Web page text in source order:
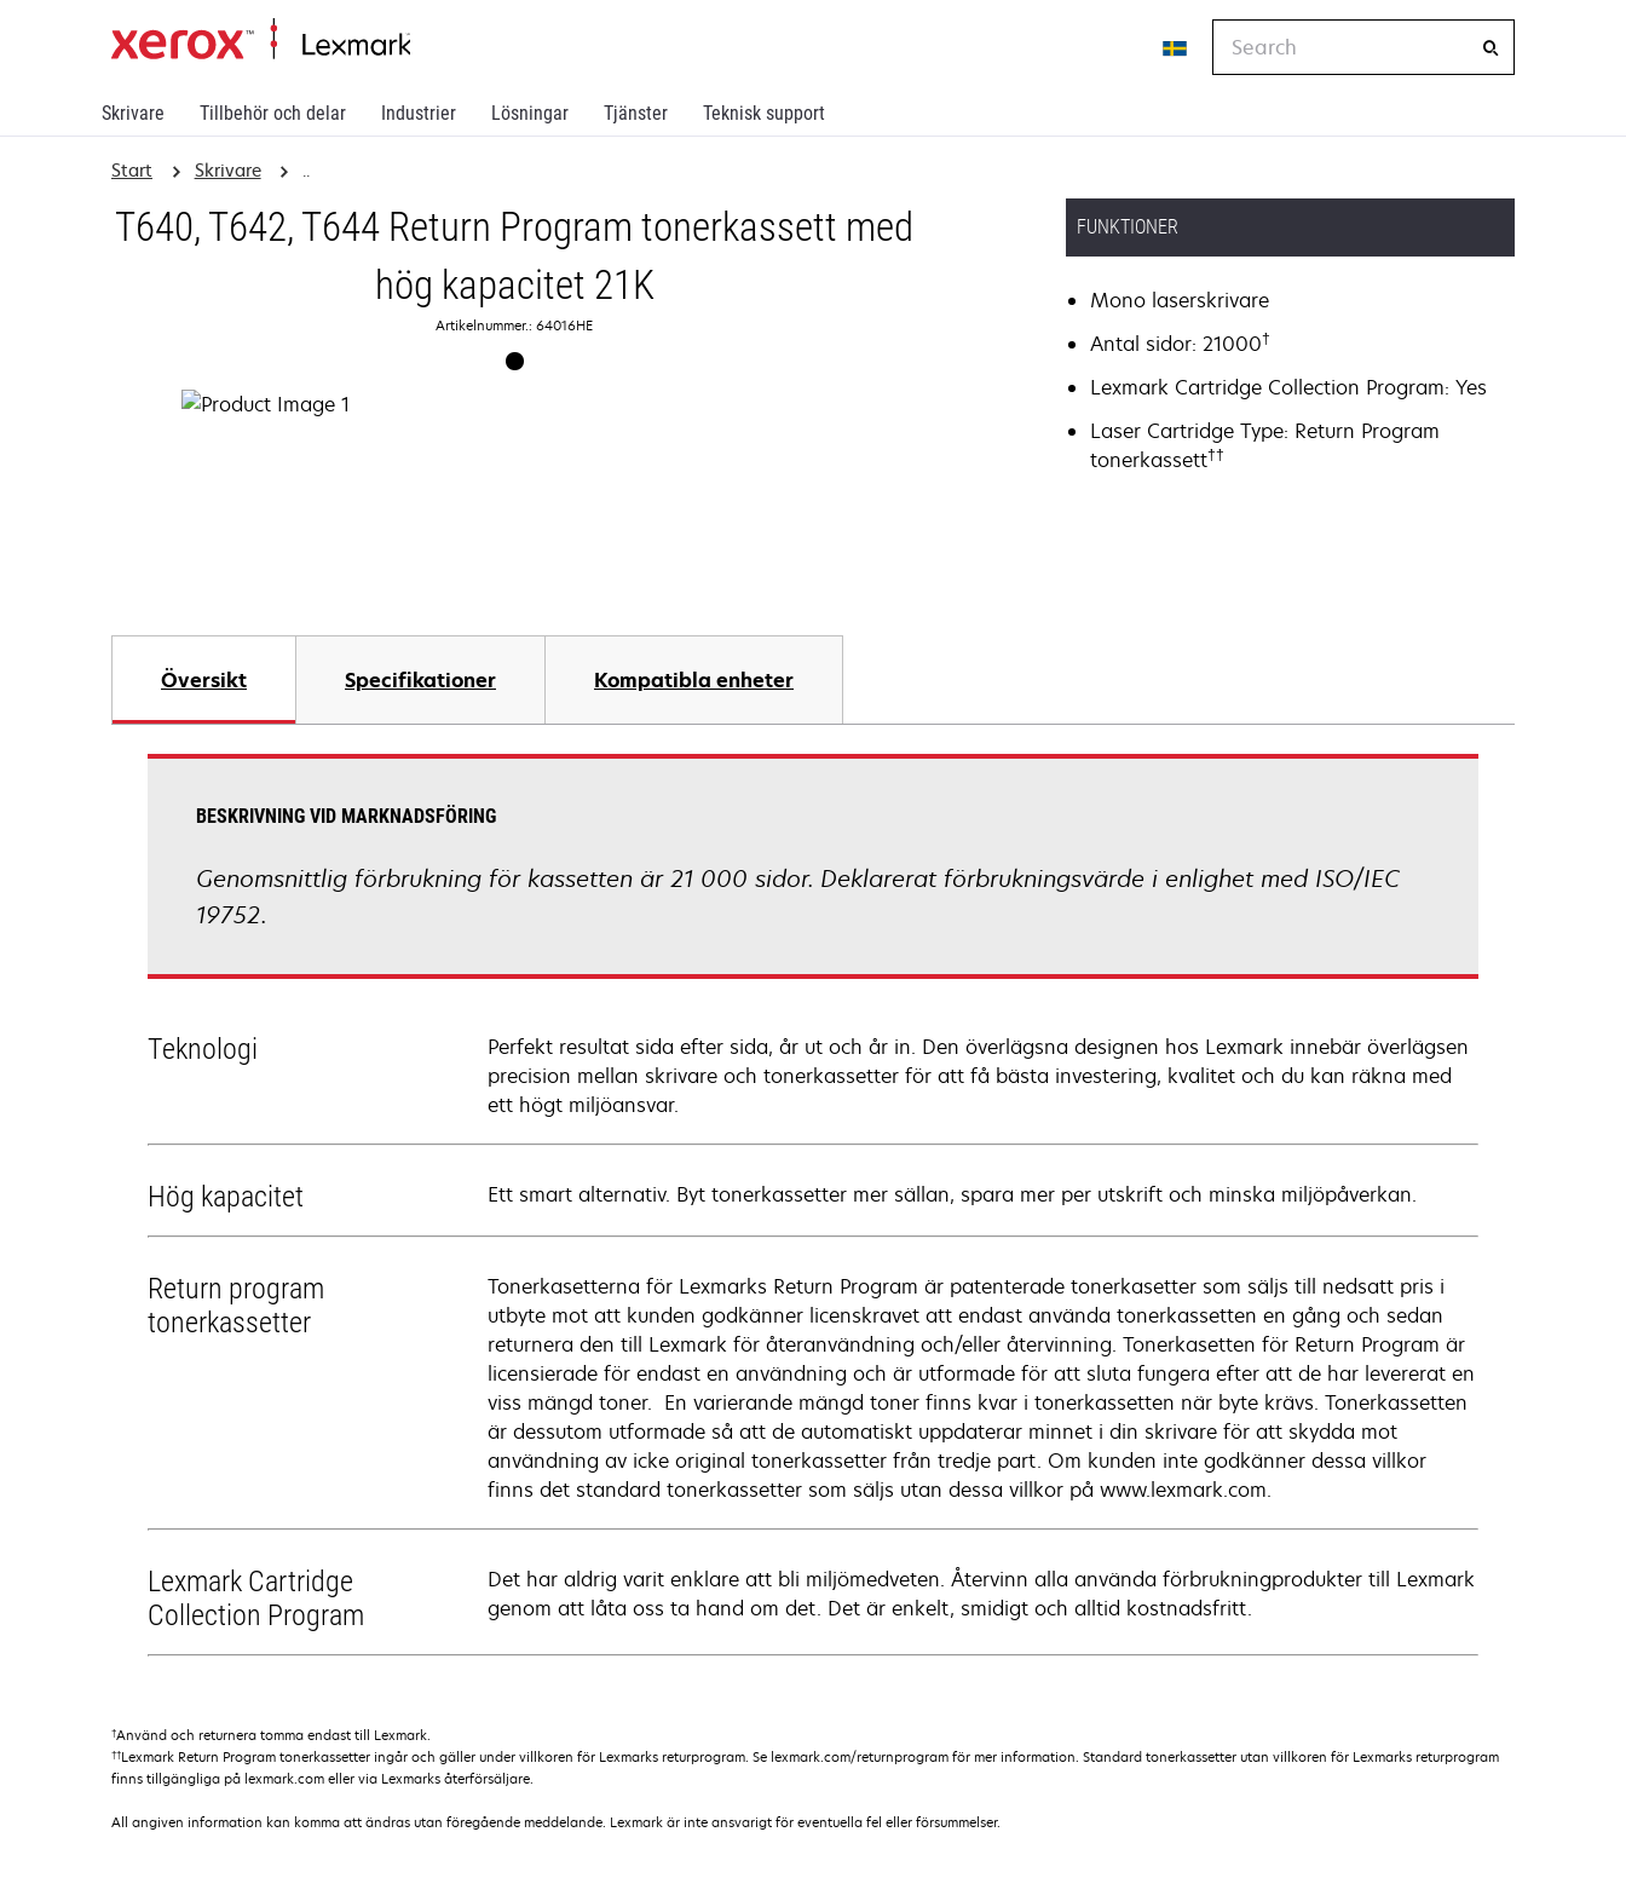
Skrivare Tillbehör och delar Industrier Lösningar Tjänster Teknisk support
Start Skrivare ..
T640, T642, T644 Return Program tonerkassett med
hög kapacitet 21K
Artikelnummer.: 64016HE
FUNKTIONER
Mono laserskrivare
Antal sidor: 21000†
Lexmark Cartridge Collection Program: Yes
Laser Cartridge Type: Return Program
tonerkassett††
Översikt Specifikationer Kompatibla enheter
BESKRIVNING VID MARKNADSFÖRING
Genomsnittlig förbrukning för kassetten är 21 000 sidor. Deklarerat förbrukningsvärde i enlighet med ISO/IEC
19752.
Teknologi
Perfekt resultat sida efter sida, år ut och år in. Den överlägsna designen hos Lexmark innebär överlägsen
precision mellan skrivare och tonerkassetter för att få bästa investering, kvalitet och du kan räkna med
ett högt miljöansvar.
Hög kapacitet Ett smart alternativ. Byt tonerkassetter mer sällan, spara mer per utskrift och minska miljöpåverkan.
Return program
tonerkassetter
Tonerkasetterna för Lexmarks Return Program är patenterade tonerkasetter som säljs till nedsatt pris i
utbyte mot att kunden godkänner licenskravet att endast använda tonerkassetten en gång och sedan
returnera den till Lexmark för återanvändning och/eller återvinning. Tonerkasetten för Return Program är
licensierade för endast en användning och är utformade för att sluta fungera efter att de har levererat en
viss mängd toner. En varierande mängd toner finns kvar i tonerkassetten när byte krävs. Tonerkassetten
är dessutom utformade så att de automatiskt uppdaterar minnet i din skrivare för att skydda mot
användning av icke original tonerkassetter från tredje part. Om kunden inte godkänner dessa villkor
finns det standard tonerkassetter som säljs utan dessa villkor på www.lexmark.com.
Lexmark Cartridge
Collection Program
Det har aldrig varit enklare att bli miljömedveten. Återvinn alla använda förbrukningprodukter till Lexmark
genom att låta oss ta hand om det. Det är enkelt, smidigt och alltid kostnadsfritt.
†Använd och returnera tomma endast till Lexmark.
††Lexmark Return Program tonerkassetter ingår och gäller under villkoren för Lexmarks returprogram. Se lexmark.com/returnprogram för mer information. Standard tonerkassetter utan villkoren för Lexmarks returprogram
finns tillgängliga på lexmark.com eller via Lexmarks återförsäljare.
All angiven information kan komma att ändras utan föregående meddelande. Lexmark är inte ansvarigt för eventuella fel eller försummelser.